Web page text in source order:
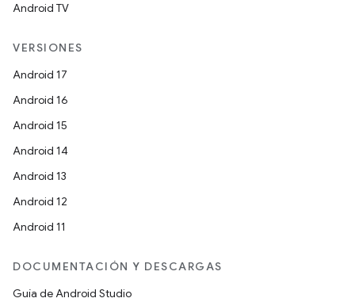
Android TV
VERSIONES
Android 17
Android 16
Android 15
Android 14
Android 13
Android 12
Android 11
DOCUMENTACIÓN Y DESCARGAS
Guía de Android Studio